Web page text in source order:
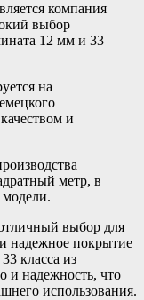
компания
выбор
12 мм и 33
на
и
метр, в
выбор для
и надежное покрытие
класса из
и надежность, что
использования.